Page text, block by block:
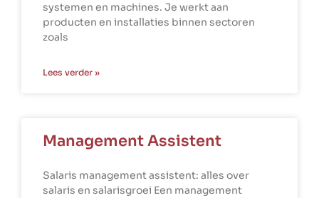
systemen en machines. Je werkt aan
producten en installaties binnen sectoren
zoals
Lees verder »
Management Assistent
Salaris management assistent: alles over
salaris en salarisgroei Een management